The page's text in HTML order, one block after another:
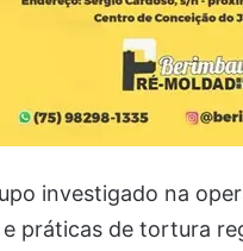
investigado na
práticas de tortura